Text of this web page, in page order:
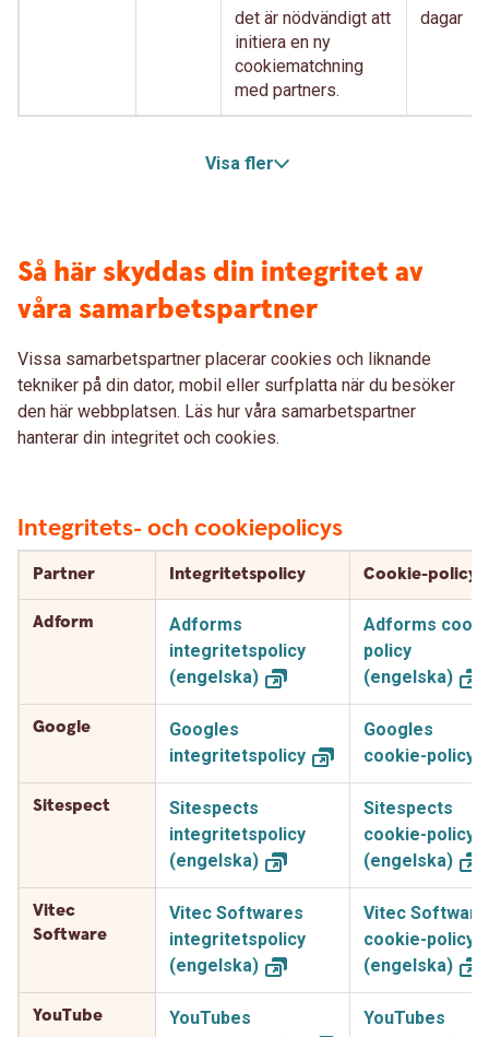
det är nödvändigt att
initiera en ny
cookiematchning
med partners.
dagar
Visa fler
Så här skyddas din integritet av
våra samarbetspartner
Vissa samarbetspartner placerar cookies och liknande
tekniker på din dator, mobil eller surfplatta när du besöker
den här webbplatsen. Läs hur våra samarbetspartner
hanterar din integritet och cookies.
Integritets- och cookiepolicys
Partner Integritetspolicy Cookie-policy
Adform
Adforms
integritetspolicy
(engelska)
Adforms
policy
(engelska)
Google
Googles
integritetspolicy
Googles
cookie-policy
Sitespect
Sitespects
integritetspolicy
(engelska)
Sitespects
cookie-policy
(engelska)
Vitec
Software
Vitec Softwares
integritetspolicy
(engelska)
Vitec
cookie-policy
(engelska)
YouTube
YouTubes
YouTubes